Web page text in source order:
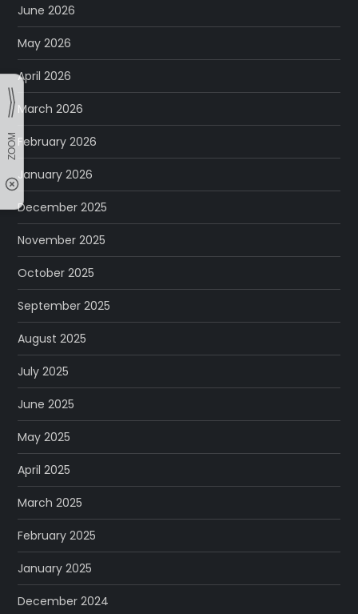
June 2026
May 2026
April 2026
March 2026
February 2026
January 2026
December 2025
November 2025
October 2025
September 2025
August 2025
July 2025
June 2025
May 2025
April 2025
March 2025
February 2025
January 2025
December 2024